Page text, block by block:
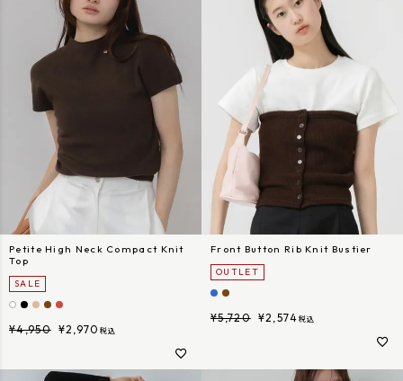
Petite High Neck Compact Knit
Top
SALE
¥4,950 ¥2,970 税込
Front Button Rib Knit Bustier
OUTLET
¥5,720 ¥2,574 税込